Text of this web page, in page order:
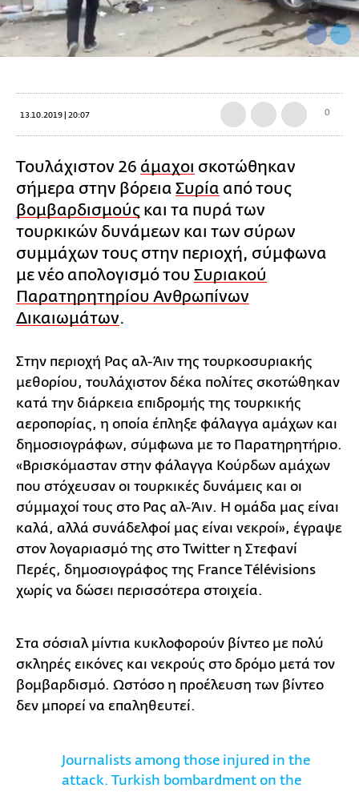
13.10.2019 | 20:07 0
Τουλάχιστον 26 άμαχοι σκοτώθηκαν
σήμερα στην βόρεια Συρία από τους
βομβαρδισμούς και τα πυρά των
τουρκικών δυνάμεων και των σύρων
συμμάχων τους στην περιοχή, σύμφωνα
με νέο απολογισμό του Συριακού
Παρατηρητηρίου Ανθρωπίνων
Δικαιωμάτων.
Στην περιοχή Ρας αλ-Άιν της τουρκοσυριακής
μεθορίου, τουλάχιστον δέκα πολίτες σκοτώθηκαν
κατά την διάρκεια επιδρομής της τουρκικής
αεροπορίας, η οποία έπληξε φάλαγγα αμάχων και
δημοσιογράφων, σύμφωνα με το Παρατηρητήριο.
«Βρισκόμασταν στην φάλαγγα Κούρδων αμάχων
που στόχευσαν οι τουρκικές δυνάμεις και οι
σύμμαχοί τους στο Ρας αλ-Άιν. Η ομάδα μας είναι
καλά, αλλά συνάδελφοί μας είναι νεκροί», έγραψε
στον λογαριασμό της στο Twitter η Στεφανί
Περές, δημοσιογράφος της France Télévisions
χωρίς να δώσει περισσότερα στοιχεία.
Στα σόσιαλ μίντια κυκλοφορούν βίντεο με πολύ
σκληρές εικόνες και νεκρούς στο δρόμο μετά τον
βομβαρδισμό. Ωστόσο η προέλευση των βίντεο
δεν μπορεί να επαληθευτεί.
Journalists among those injured in the
attack. Turkish bombardment on the